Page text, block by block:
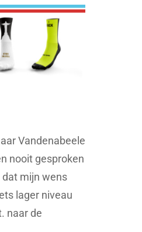
Vandenabeele
nooit gesproken
mijn wens
lager niveau
naar de